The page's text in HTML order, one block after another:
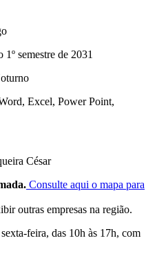
1º semestre de 2031
Excel, Power Point,
César
Consulte aqui o mapa para
outras empresas na região.
feira, das 10h às 17h, com